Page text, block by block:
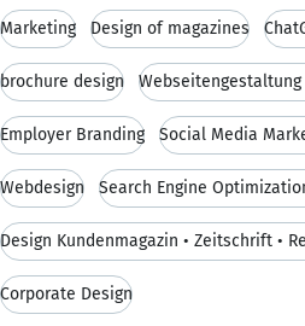
Marketing Design of magazines
brochure design Webseitengestaltung
Employer Branding Social Media
Webdesign Search Engine
Design Kundenmagazin • Zeitschrift •
Corporate Design